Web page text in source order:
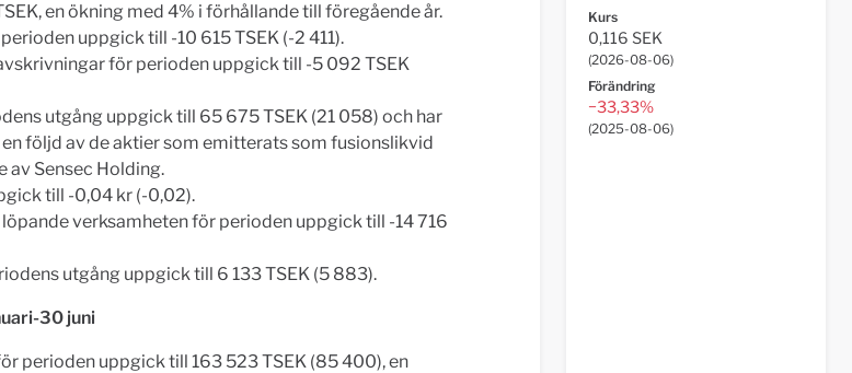
en ökning med 4% i förhållande till föregående år.
uppgick till -10 615 TSEK (-2 411).
för perioden uppgick till -5 092 TSEK
utgång uppgick till 65 675 TSEK (21 058) och har
följd av de aktier som emitterats som fusionslikvid
av Sensec Holding.
till -0,04 kr (-0,02).
verksamheten för perioden uppgick till -14 716
utgång uppgick till 6 133 TSEK (5 883).
30 juni
perioden uppgick till 163 523 TSEK (85 400), en
Kurs
0,116 SEK
(2026-08-06)
Förändring
−33,33%
(2025-08-06)